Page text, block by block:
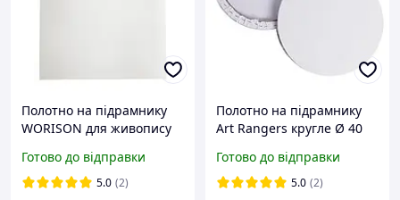
Полотно на підрамнику
WORISON для живопису
Готово до відправки
5.0 (2)
Полотно на підрамнику
Art Rangers кругле Ø 40
зерно, білий ґрунт
Готово до відправки
5.0 (2)